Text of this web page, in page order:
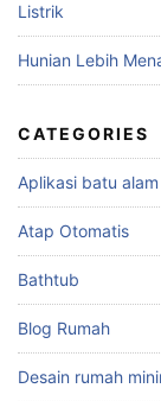
Listrik
Hunian Lebih
CATEGORIES
Aplikasi batu
Atap Otomatis
Bathtub
Blog Rumah
Desain rumah